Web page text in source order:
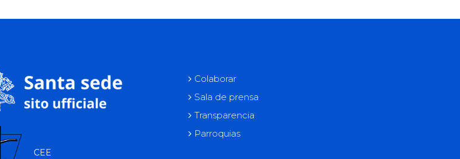
CEE
Colaborar
Sala de prensa
Transparencia
Parroquias